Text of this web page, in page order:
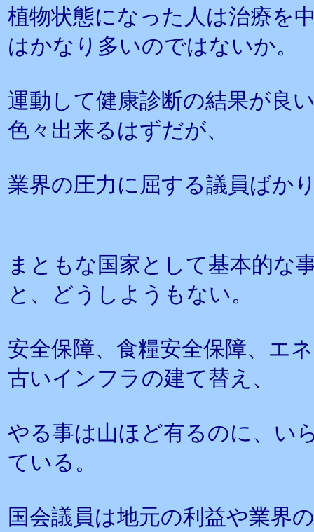
植物状態になった人は治療を
はかなり多いのではないか。
運動して健康診断の結果が良
色々出来るはずだが、
業界の圧力に屈する議員ばか
まともな国家として基本的な
と、どうしようもない。
安全保障、食糧安全保障、エ
古いインフラの建て替え、
やる事は山ほど有るのに、い
ている。
国会議員は地元の利益や業界